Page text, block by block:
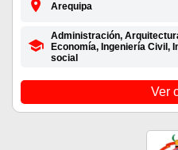
Arequipa
Administración,
Economía, Ingeniería Civil,
social
Ver